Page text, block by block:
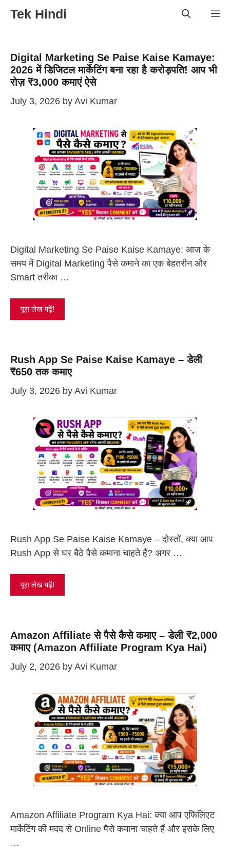
Tek Hindi
Digital Marketing Se Paise Kaise Kamaye:
2026 में डिजिटल मार्केटिंग बना रहा है करोड़पति! आप भी
रोज़ ₹3,000 कमाएं ऐसे
July 3, 2026 by Avi Kumar
Digital Marketing Se Paise Kaise Kamaye: आज के
समय में Digital Marketing पैसे कमाने का एक बेहतरीन और
Smart तरीका …
पूरा लेख पढ़ें!
Rush App Se Paise Kaise Kamaye – डेली
₹650 तक कमाए
July 3, 2026 by Avi Kumar
Rush App Se Paise Kaise Kamaye – दोस्तों, क्या आप
Rush App से घर बैठे पैसे कमाना चाहते हैं? अगर …
पूरा लेख पढ़ें!
Amazon Affiliate से पैसे कैसे कमाए – डेली ₹2,000
कमाए (Amazon Affiliate Program Kya Hai)
July 2, 2026 by Avi Kumar
Amazon Affiliate Program Kya Hai: क्या आप एफिलिएट
मार्केटिंग की मदद से Online पैसे कमाना चाहते हैं और इसके लिए
…